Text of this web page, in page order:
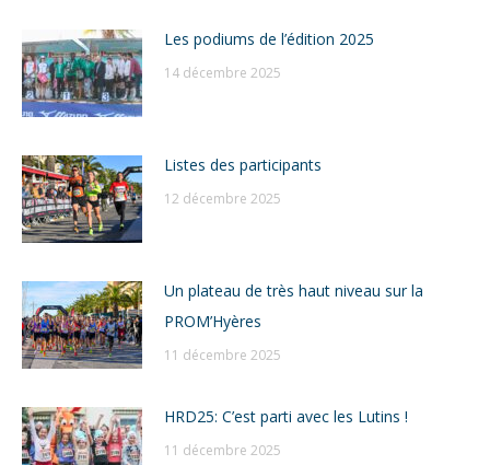
Les podiums de l’édition 2025
14 décembre 2025
Listes des participants
12 décembre 2025
Un plateau de très haut niveau sur la
PROM’Hyères
11 décembre 2025
HRD25: C’est parti avec les Lutins !
11 décembre 2025